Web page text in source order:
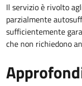
Il servizio è rivolto
parzialmente
sufficientemente
che non richiedono